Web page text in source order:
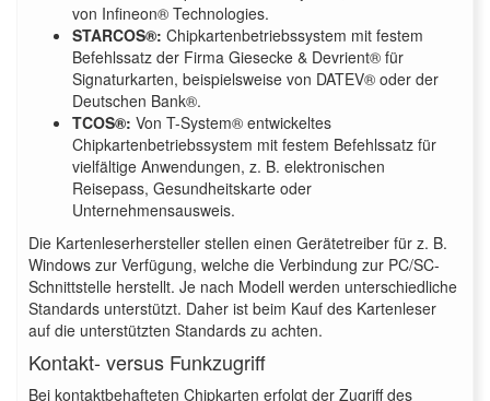
von Infineon® Technologies.
STARCOS®: Chipkartenbetriebssystem mit festem
Befehlssatz der Firma Giesecke & Devrient® für
Signaturkarten, beispielsweise von DATEV® oder der
Deutschen Bank®.
TCOS®: Von T-System® entwickeltes
Chipkartenbetriebssystem mit festem Befehlssatz für
vielfältige Anwendungen, z. B. elektronischen
Reisepass, Gesundheitskarte oder
Unternehmensausweis.
Die Kartenleserhersteller stellen einen Gerätetreiber für z. B.
Windows zur Verfügung, welche die Verbindung zur PC/SC-
Schnittstelle herstellt. Je nach Modell werden unterschiedliche
Standards unterstützt. Daher ist beim Kauf des Kartenleser
auf die unterstützten Standards zu achten.
Kontakt- versus Funkzugriff
Bei kontaktbehafteten Chipkarten erfolgt der Zugriff des